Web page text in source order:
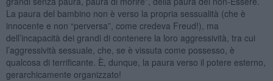
La paura del bambino non è verso la propria sessualità (che è
innocente e non “perversa”, come credeva Freud!), ma
dell’incapacità dei grandi di contenere la loro aggressività, tra cui
l’aggressività sessuale, che, se è vissuta come possesso, è
qualcosa di terrificante. È, dunque, la paura verso il potere esterno,
gerarchicamente organizzato!